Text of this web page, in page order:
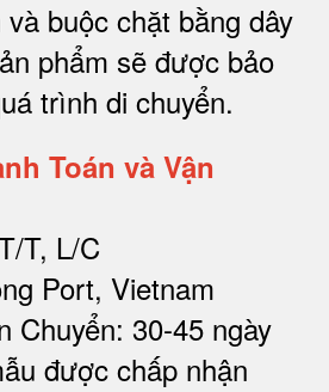
buộc chặt bằng dây
phẩm sẽ được bảo
trình di chuyển.
Toán và Vận
T, L/C
Port, Vietnam
Chuyển: 30-45 ngày
được chấp nhận